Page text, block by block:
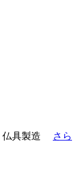
仏具製造
さら